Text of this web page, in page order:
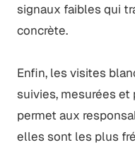
signaux faibles qui
concrète.
Enfin, les visites
suivies, mesurées et
permet aux
elles sont les plus